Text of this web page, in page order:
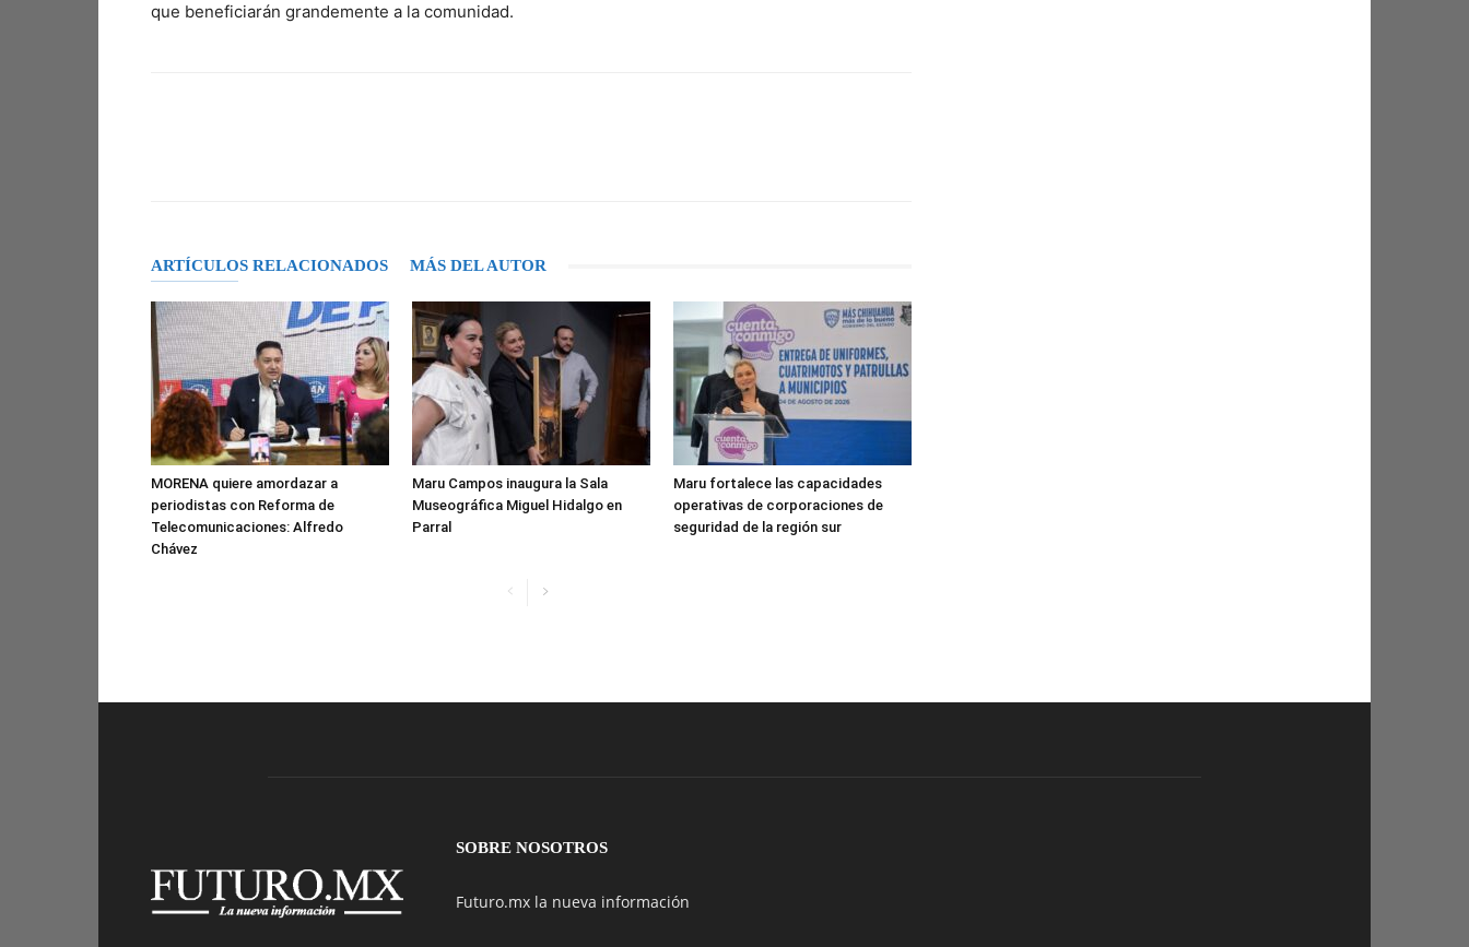
que beneficiarán grandemente a la comunidad.
ARTÍCULOS RELACIONADOS MÁS DEL AUTOR
MORENA quiere amordazar a
periodistas con Reforma de
Telecomunicaciones: Alfredo
Chávez
Maru Campos inaugura la Sala
Museográfica Miguel Hidalgo en
Parral
Maru fortalece las capacidades
operativas de corporaciones de
seguridad de la región sur
SOBRE NOSOTROS
Futuro.mx la nueva información